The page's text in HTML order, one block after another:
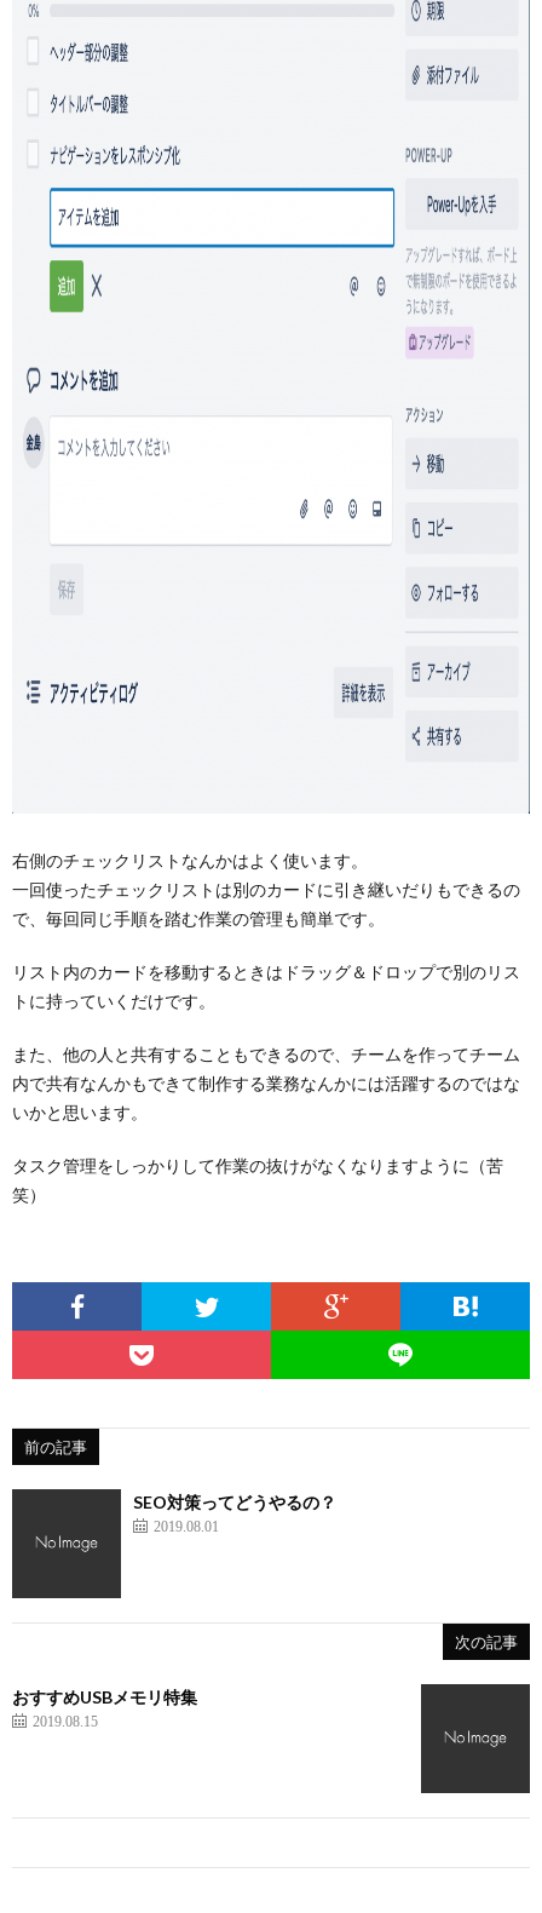
右側のチェックリストなんかはよく使います。
一回使ったチェックリストは別のカードに引き継いだりもできるの
で、毎回同じ手順を踏む作業の管理も簡単です。
リスト内のカードを移動するときはドラッグ＆ドロップで別のリス
トに持っていくだけです。
また、他の人と共有することもできるので、チームを作ってチーム
内で共有なんかもできて制作する業務なんかには活躍するのではな
いかと思います。
タスク管理をしっかりして作業の抜けがなくなりますように（苦
笑）
前の記事
SEO対策ってどうやるの？
2019.08.01
次の記事
おすすめUSBメモリ特集
2019.08.15